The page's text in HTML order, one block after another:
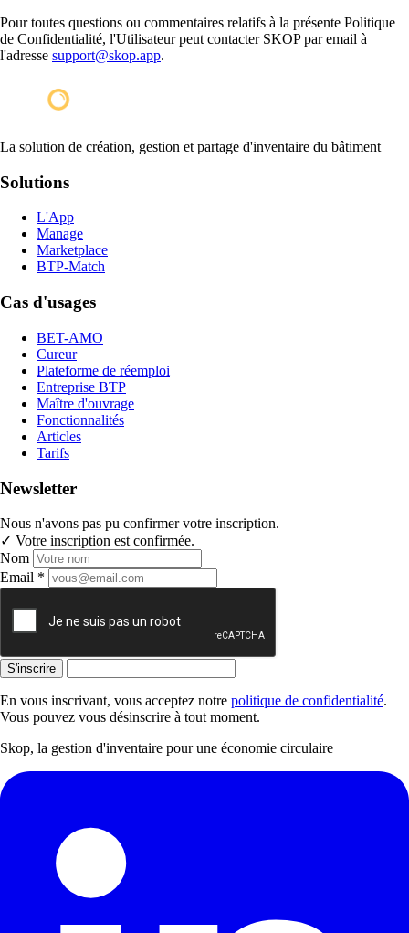
Pour toutes questions ou commentaires relatifs à la présente Politique
de Confidentialité, l'Utilisateur peut contacter SKOP par email à
l'adresse support@skop.app.
La solution de création, gestion et partage d'inventaire du bâtiment
Solutions
L'App
Manage
Marketplace
BTP-Match
Cas d'usages
BET-AMO
Cureur
Plateforme de réemploi
Entreprise BTP
Maître d'ouvrage
Fonctionnalités
Articles
Tarifs
Newsletter
Nous n'avons pas pu confirmer votre inscription.
✓ Votre inscription est confirmée.
Nom
Email *
S'inscrire
En vous inscrivant, vous acceptez notre politique de confidentialité.
Vous pouvez vous désinscrire à tout moment.
Skop, la gestion d'inventaire pour une économie circulaire